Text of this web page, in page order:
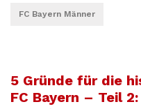
FC Bayern Männer
5 Gründe für die
FC Bayern – Teil